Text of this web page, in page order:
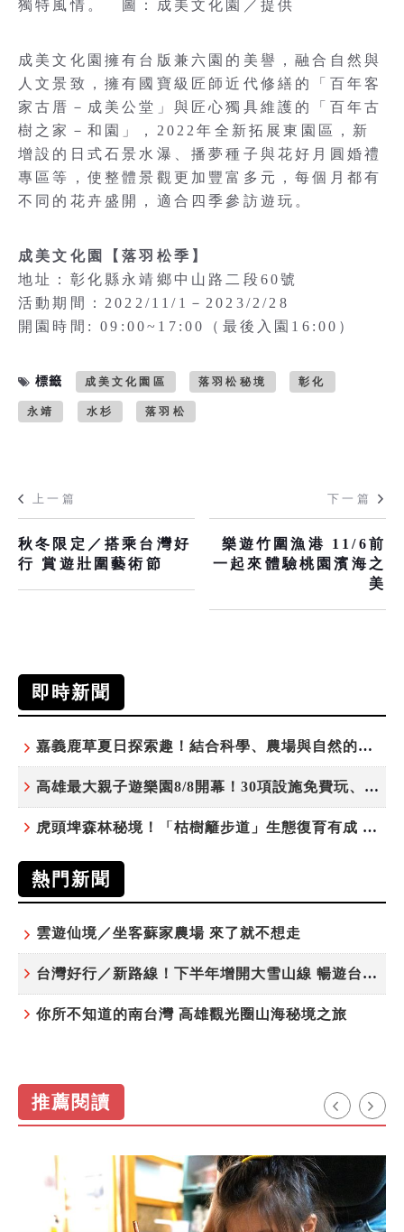
獨特風情。 圖：成美文化園／提供
成美文化園擁有台版兼六園的美譽，融合自然與
人文景致，擁有國寶級匠師近代修繕的「百年客
家古厝－成美公堂」與匠心獨具維護的「百年古
樹之家－和園」，2022年全新拓展東園區，新
增設的日式石景水瀑、播夢種子與花好月圓婚禮
專區等，使整體景觀更加豐富多元，每個月都有
不同的花卉盛開，適合四季參訪遊玩。
成美文化園【落羽松季】
地址：彰化縣永靖鄉中山路二段60號
活動期間：2022/11/1－2023/2/28
開園時間: 09:00~17:00（最後入園16:00）
標籤 成美文化園區 落羽松秘境 彰化
永靖 水杉 落羽松
上一篇
秋冬限定／搭乘台灣好
行 賞遊壯圍藝術節
下一篇
樂遊竹圍漁港 11/6前
一起來體驗桃園濱海之
美
即時新聞
嘉義鹿草夏日探索趣！結合科學、農場與自然的親子小旅行
高雄最大親子遊樂園8/8開幕！30項設施免費玩、YOYO家族嗨翻暑假
虎頭埤森林秘境！「枯樹籬步道」生態復育有成 走進大自然生命教室
熱門新聞
雲遊仙境／坐客蘇家農場 來了就不想走
台灣好行／新路線！下半年增開大雪山線 暢遊台中更便利
你所不知道的南台灣 高雄觀光圈山海秘境之旅
推薦閱讀